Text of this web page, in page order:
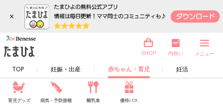
×
TOP 妊娠・出産 赤ちゃん・育児 妊活
SHOP 内祝い メニュー
育児グッズ 病気・予防接種 離乳食 優待パス